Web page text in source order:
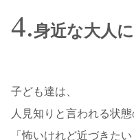
身近な大人
子ども達は、
人見知りと言われる状
「怖いけれど近づきたい